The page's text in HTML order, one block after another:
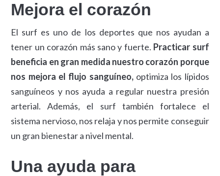
Mejora el corazón
El surf es uno de los deportes que nos ayudan a
tener un corazón más sano y fuerte. Practicar surf
beneficia en gran medida nuestro corazón porque
nos mejora el flujo sanguíneo,optimiza los lípidos
sanguíneos y nos ayuda a regular nuestra presión
arterial. Además, el surf también fortalece el
sistema nervioso, nos relaja y nos permite conseguir
un gran bienestar a nivel mental.
Una ayuda para